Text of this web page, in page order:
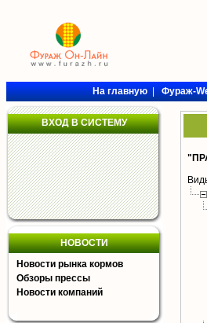
На главную|Фураж-
ВХОД В СИСТЕМУ
НОВОСТИ
Новости рынка кормов
Обзоры прессы
Новости компаний